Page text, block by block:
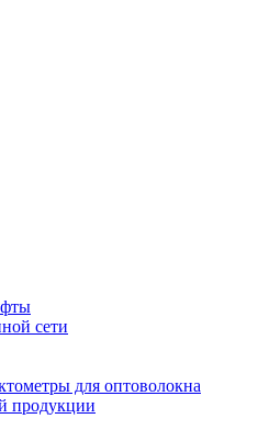
сети
для оптоволокна
продукции